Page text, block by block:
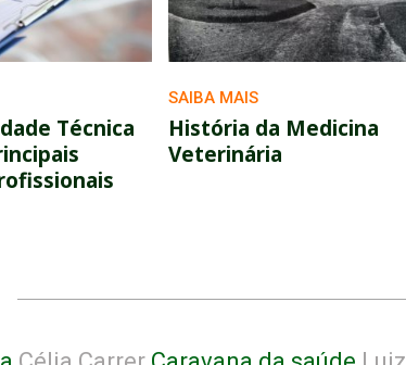
Técnica
SAIBA MAIS
História da Medicina
Veterinária